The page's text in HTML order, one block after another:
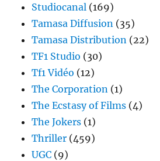
Studiocanal (169)
Tamasa Diffusion (35)
Tamasa Distribution (22)
TF1 Studio (30)
Tf1 Vidéo (12)
The Corporation (1)
The Ecstasy of Films (4)
The Jokers (1)
Thriller (459)
UGC (9)